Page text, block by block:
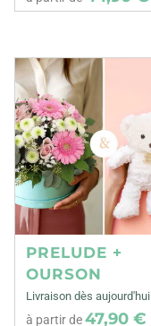
PRELUDE +
OURSON
Livraison dès aujourd'hui
à partir de47,90 €